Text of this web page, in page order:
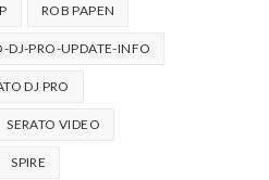
ROB PAPEN
DJ-PRO-UPDATE-INFO
DJ PRO
SERATO VIDEO
SPIRE